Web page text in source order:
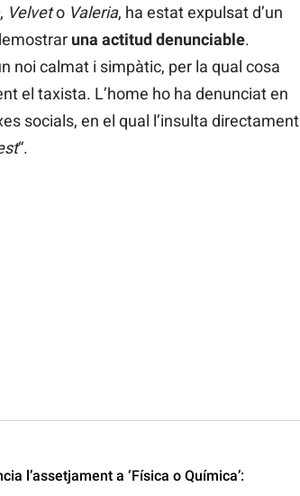
, Velveto Valeria, ha estat expulsat d’un
una actitud denunciable.
noi calmat i simpàtic, per la qual cosa
el taxista. L’home ho ha denunciat en
socials, en el qual l’insulta directament
“.
l’assetjament a ‘Física o Química’: